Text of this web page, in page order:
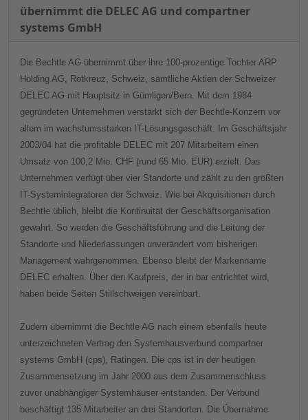
übernimmt die DELEC AG und compartner
systems GmbH
Die Bechtle AG übernimmt über ihre 100-prozentige Tochter ARP
Holding AG, Rotkreuz, Schweiz, sämtliche Aktien der Schweizer
DELEC AG mit Hauptsitz in Gümligen/Bern. Mit dem 1984
gegründeten Unternehmen verstärkt sich der Bechtle-Konzern vor
allem im wachstumsstarken IT-Lösungsgeschäft. Im Geschäftsjahr
2003/04 hat die profitable DELEC mit 207 Mitarbeitern einen
Umsatz von 100,2 Mio. CHF (rund 65 Mio. EUR) erzielt. Das
Unternehmen verfügt über vier Standorte und zählt zu den größten
IT-Systemintegratoren der Schweiz. Wie bei Akquisitionen durch
Bechtle üblich, bleibt die Kontinuität der Geschäftsorganisation
gewahrt. So werden die Geschäftsführung und die Leitung der
Standorte und Niederlassungen unverändert vom bisherigen
Management wahrgenommen. Ebenso bleibt der Markenname
DELEC erhalten. Über den Kaufpreis, der in bar entrichtet wird,
haben beide Seiten Stillschweigen vereinbart.
Zudem übernimmt die Bechtle AG nach einem ebenfalls heute
unterzeichneten Vertrag den Systemhausverbund compartner
systems GmbH (cps), Ratingen. Die cps ist in der heutigen
Zusammensetzung im Jahr 2000 aus dem Zusammenschluss
zuvor unabhängiger Systemhäuser entstanden. Der Verbund
beschäftigt 135 Mitarbeiter an drei Standorten. Die Übernahme